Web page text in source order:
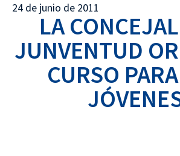
24 de junio de 2011
LA
JUNVENTUD
CURSO